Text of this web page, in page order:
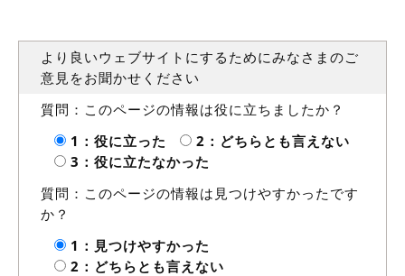
より良いウェブサイトにするためにみなさまのご
意見をお聞かせください
質問：このページの情報は役に立ちましたか？
1：役に立った
2：どちらとも言えない
3：役に立たなかった
質問：このページの情報は見つけやすかったです
か？
1：見つけやすかった
2：どちらとも言えない